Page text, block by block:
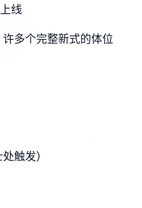
线
多个完整新式的体位
触发）